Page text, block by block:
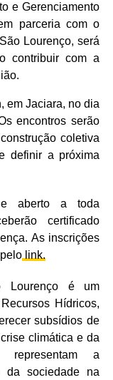
e Gerenciamento
parceria com o
Lourenço, será
contribuir com a
em Jaciara, no dia
encontros serão
coletiva
definir a próxima
aberto a toda
certificado
As inscrições
link.
Lourenço é um
Hídricos,
subsídios de
climática e da
representam a
da sociedade na